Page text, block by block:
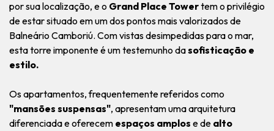
por sua localização, e o Grand Place Towertem o privilégio
de estar situado em um dos pontos mais valorizados de
Balneário Camboriú. Com vistas desimpedidas para o mar,
esta torre imponente é um testemunho dasofisticação e
estilo.
Os apartamentos, frequentemente referidos como
"mansões suspensas", apresentam uma arquitetura
diferenciada e oferecem espaços amplos e de alto